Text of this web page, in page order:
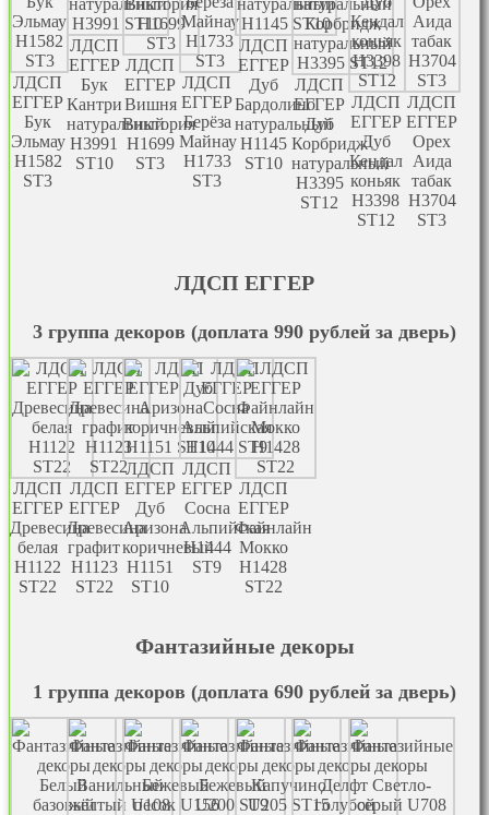
ЛДСП
EГГЕР
Бук
Эльмау
H1582
ST3
ЛДСП
EГГЕР
Бук
Кантри
натуральный
Н3991
ST10
ЛДСП
EГГЕР
Вишня
Виктория
H1699
ST3
ЛДСП
EГГЕР
Берёза
Майнау
H1733
ST3
ЛДСП
EГГЕР
Дуб
Бардолино
натуральный
H1145
ST10
ЛДСП
EГГЕР
Дуб
Корбридж
натуральный
Н3395
ST12
ЛДСП
EГГЕР
Дуб
Кендал
коньяк
Н3398
ST12
ЛДСП
EГГЕР
Орех
Аида
табак
H3704
ST3
ЛДСП EГГЕР
3 группа декоров (доплата 990 рублей за дверь)
ЛДСП
EГГЕР
Древесина
белая
Н1122
ST22
ЛДСП
EГГЕР
Древесина
графит
H1123
ST22
ЛДСП
EГГЕР
Дуб
Аризона
коричневый
H1151
ST10
ЛДСП
EГГЕР
Сосна
Альпийская
Н1444
ST9
ЛДСП
EГГЕР
Файнлайн
Мокко
H1428
ST22
Фантазийные декоры
1 группа декоров (доплата 690 рублей за дверь)